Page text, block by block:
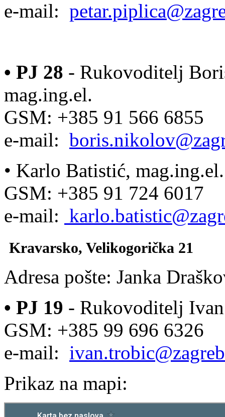
e-mail:
• PJ 28 - Rukovoditelj
mag.ing.el.
GSM: +385 91 566 6855
e-mail:
• Karlo Batistić, mag.ing.el.
GSM: +385 91 724 6017
e-mail:
Kravarsko, Velikogorička 21
Adresa pošte: Janka
• PJ 19 - Rukovoditelj
GSM: +385 99 696 6326
e-mail:
Prikaz na mapi: